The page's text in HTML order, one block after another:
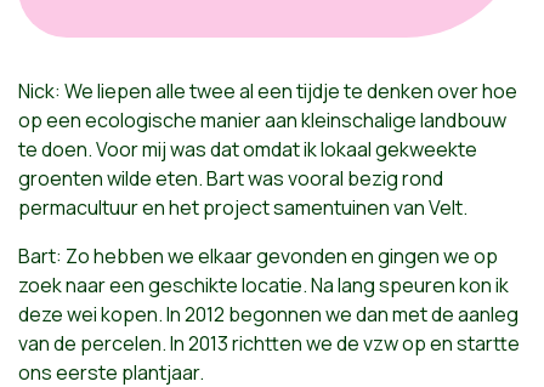
Nick: We liepen alle twee al een tijdje te denken over hoe
op een ecologische manier aan kleinschalige landbouw
te doen. Voor mij was dat omdat ik lokaal gekweekte
groenten wilde eten. Bart was vooral bezig rond
permacultuur en het project samentuinen van Velt.
Bart: Zo hebben we elkaar gevonden en gingen we op
zoek naar een geschikte locatie. Na lang speuren kon ik
deze wei kopen. In 2012 begonnen we dan met de aanleg
van de percelen. In 2013 richtten we de vzw op en startte
ons eerste plantjaar.